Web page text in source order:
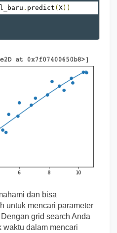
. predict (X))
dan bisa
untuk mencari parameter
grid search Anda
waktu dalam mencari